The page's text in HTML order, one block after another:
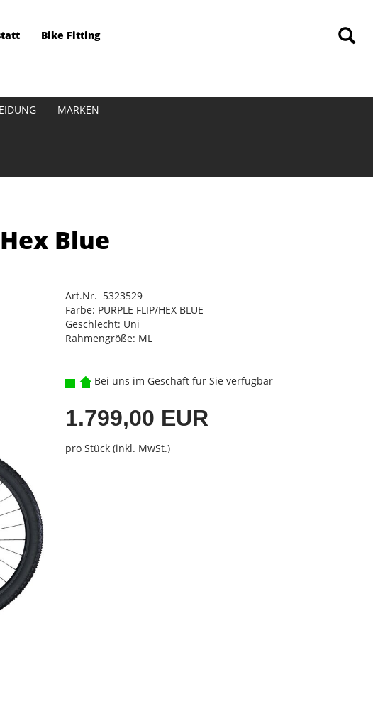
Bike Fitting
MARKEN
Blue
Art.Nr. 5323529
Farbe: PURPLE FLIP/HEX BLUE
Geschlecht: Uni
Rahmengröße: ML
Bei uns im Geschäft für Sie verfügbar
1.799,00 EUR
pro Stück (inkl. MwSt.)